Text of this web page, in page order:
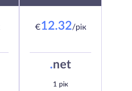
€12.32/рік
.net
1 рік